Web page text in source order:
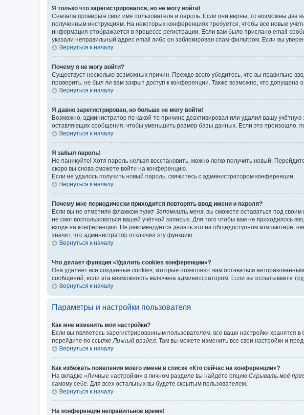
Я только что зарегистрировался, но не могу войти!
Сначала проверьте свои имя пользователя и пароль. Если они верны, то возможны два
полученным инструкциям. На некоторых конференциях требуется, чтобы все новые
информация отображается в процессе регистрации. Если вам было прислано email-
указали неправильный адрес email либо он заблокирован спам-фильтром. Если вы
Вернуться к началу
Почему я не могу войти?
Существует несколько возможных причин. Прежде всего убедитесь, что вы правильно
проверить, не был ли вам закрыт доступ к конференции. Также возможно, что
Вернуться к началу
Я давно зарегистрирован, но больше не могу войти!
Возможно, администратор по какой-то причине деактивировал или удалил вашу
оставляющих сообщения, чтобы уменьшить размер базы данных. Если это произошло,
Вернуться к началу
Я забыл пароль!
Не паникуйте! Хотя пароль нельзя восстановить, можно легко получить новый.
скоро вы снова сможете войти на конференцию.
Если не удалось получить новый пароль, свяжитесь с администратором конференции.
Вернуться к началу
Почему мне периодически приходится повторять ввод имени и пароля?
Если вы не отметили флажком пункт Запомнить меня, вы сможете оставаться под
не смог воспользоваться вашей учётной записью. Для того чтобы вам не приходилось
входе на конференцию. Не рекомендуется делать это на общедоступном компьютере,
значит, что администратор отключил эту функцию.
Вернуться к началу
Что делает функция «Удалить cookies конференции»?
Она удаляет все созданные cookies, которые позволяют вам оставаться
сообщений, если эта возможность включена администратором. Если вы испытываете
Вернуться к началу
Параметры и настройки пользователя
Как мне изменить мои настройки?
Если вы являетесь зарегистрированным пользователем, все ваши настройки
перейдите по ссылкеЛичный раздел. Там вы можете изменить все свои настройки и
Вернуться к началу
Как избежать появления моего имени в списке «Кто сейчас на конференции»?
На вкладке «Личные настройки» в личном разделе вы найдёте опцию Скрывать моё
самому себе. Для всех остальных вы будете скрытым пользователем.
Вернуться к началу
На конференции неправильное время!